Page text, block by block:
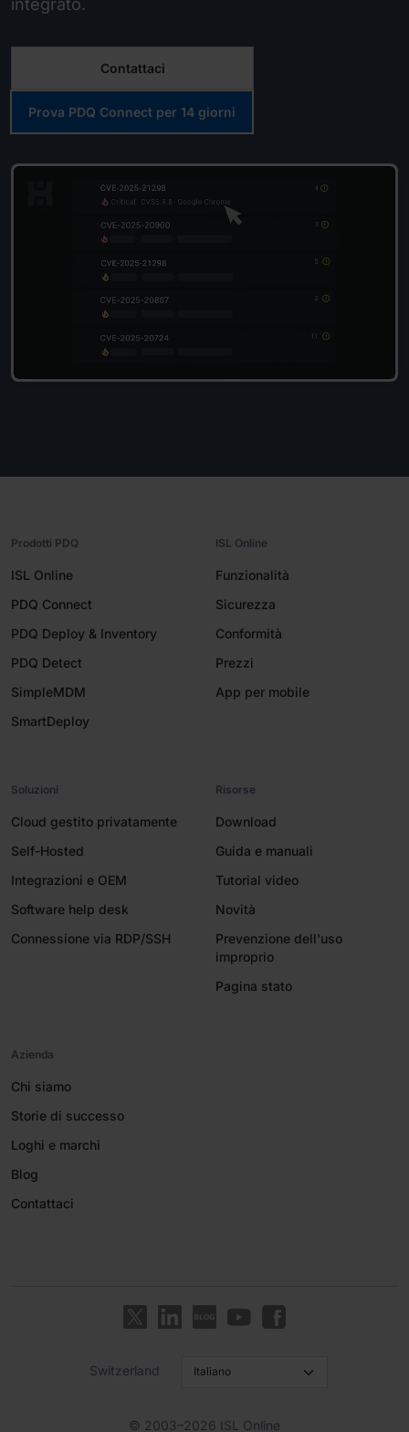
integrato.
Contattaci
Prova PDQ Connect per 14 giorni
Prodotti PDQ
ISL Online
PDQ Connect
PDQ Deploy & Inventory
PDQ Detect
SimpleMDM
SmartDeploy
ISL Online
Funzionalità
Sicurezza
Conformità
Prezzi
App per mobile
Soluzioni
Cloud gestito privatamente
Self-Hosted
Integrazioni e OEM
Software help desk
Connessione via RDP/SSH
Risorse
Download
Guida e manuali
Tutorial video
Novità
Prevenzione dell'uso
improprio
Pagina stato
Azienda
Chi siamo
Storie di successo
Loghi e marchi
Blog
Contattaci
Switzerland
© 2003–2026 ISL Online